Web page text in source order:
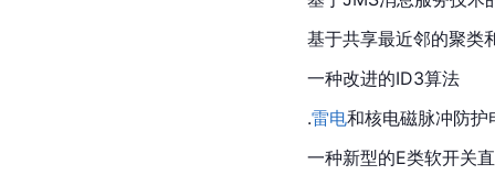
基于共享最近邻的聚类
一种改进的ID3算法
.雷电和核电磁脉冲防护
一种新型的E类软开关